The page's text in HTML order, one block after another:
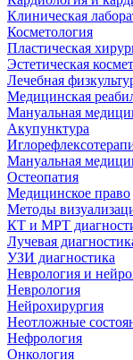
Клиническая
Косметология
Пластическая
Эстетическая
Лечебная
Медицинская
Мануальная
Акупунктура
Мануальная
Остеопатия
Медицинское право
Методы
КТ и МРТ
Лучевая
УЗИ диагностика
Неврология и
Неврология
Нейрохирургия
Неотложные
Нефрология
Онкология